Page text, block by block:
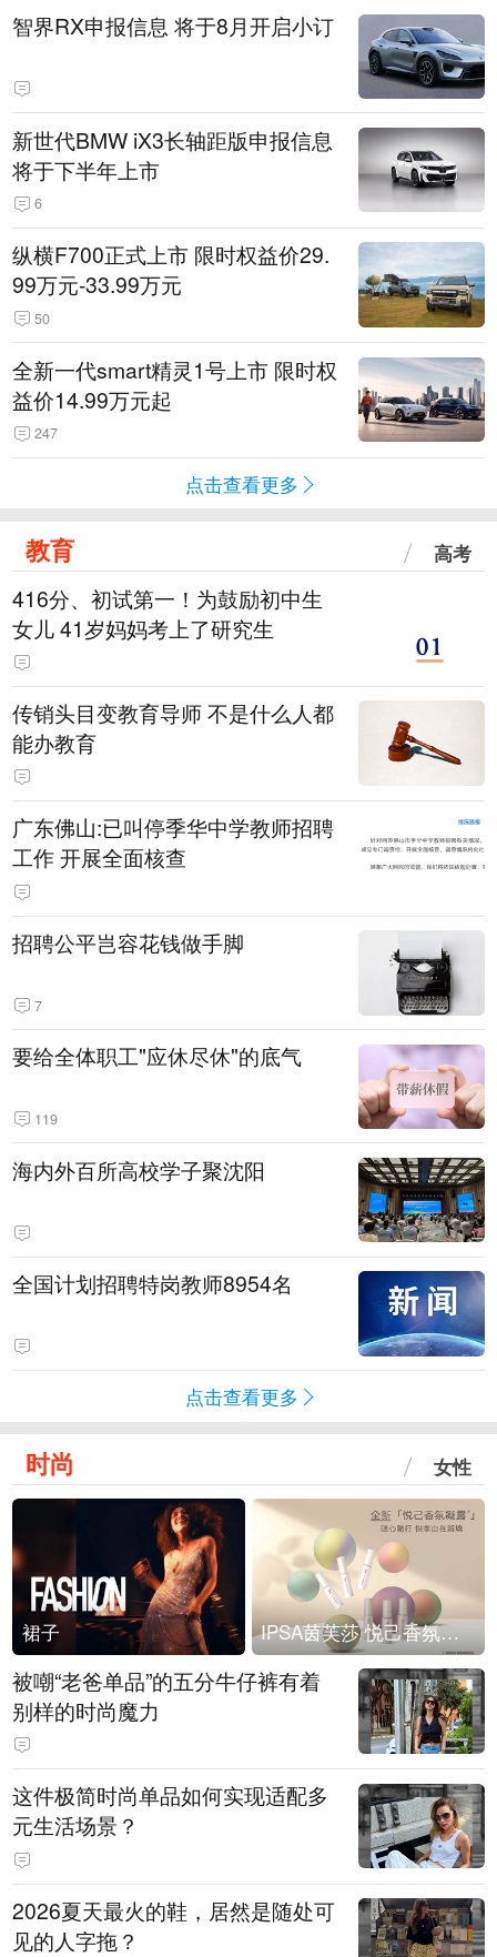
智界RX申报信息 将于8月开启小订
新世代BMW iX3长轴距版申报信息
将于下半年上市
6
纵横F700正式上市 限时权益价29.
99万元-33.99万元
50
全新一代smart精灵1号上市 限时权
益价14.99万元起
247
点击查看更多
教育 高考
416分、初试第一！为鼓励初中生
女儿 41岁妈妈考上了研究生
传销头目变教育导师 不是什么人都
能办教育
广东佛山:已叫停季华中学教师招聘
工作 开展全面核查
招聘公平岂容花钱做手脚
7
要给全体职工"应休尽休"的底气
119
海内外百所高校学子聚沈阳
全国计划招聘特岗教师8954名
点击查看更多
时尚 女性
裙子 IPSA茵芙莎 悦己香氛凝露上市
被嘲“老爸单品”的五分牛仔裤有着
别样的时尚魔力
这件极简时尚单品如何实现适配多
元生活场景？
2026夏天最火的鞋，居然是随处可
见的人字拖？